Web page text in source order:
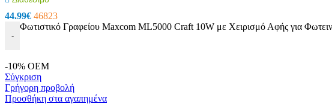
Καλώδια οπτικής ινας
Θερμικές Ασφάλειες
44.99€ 46823
-
Φωτιστικό Γραφείου Maxcom ML5000 Craft 10W με Χειρισμό Αφής για
-10% OEM
Σύγκριση
Γρήγορη προβολή
Προσθήκη στα αγαπημένα